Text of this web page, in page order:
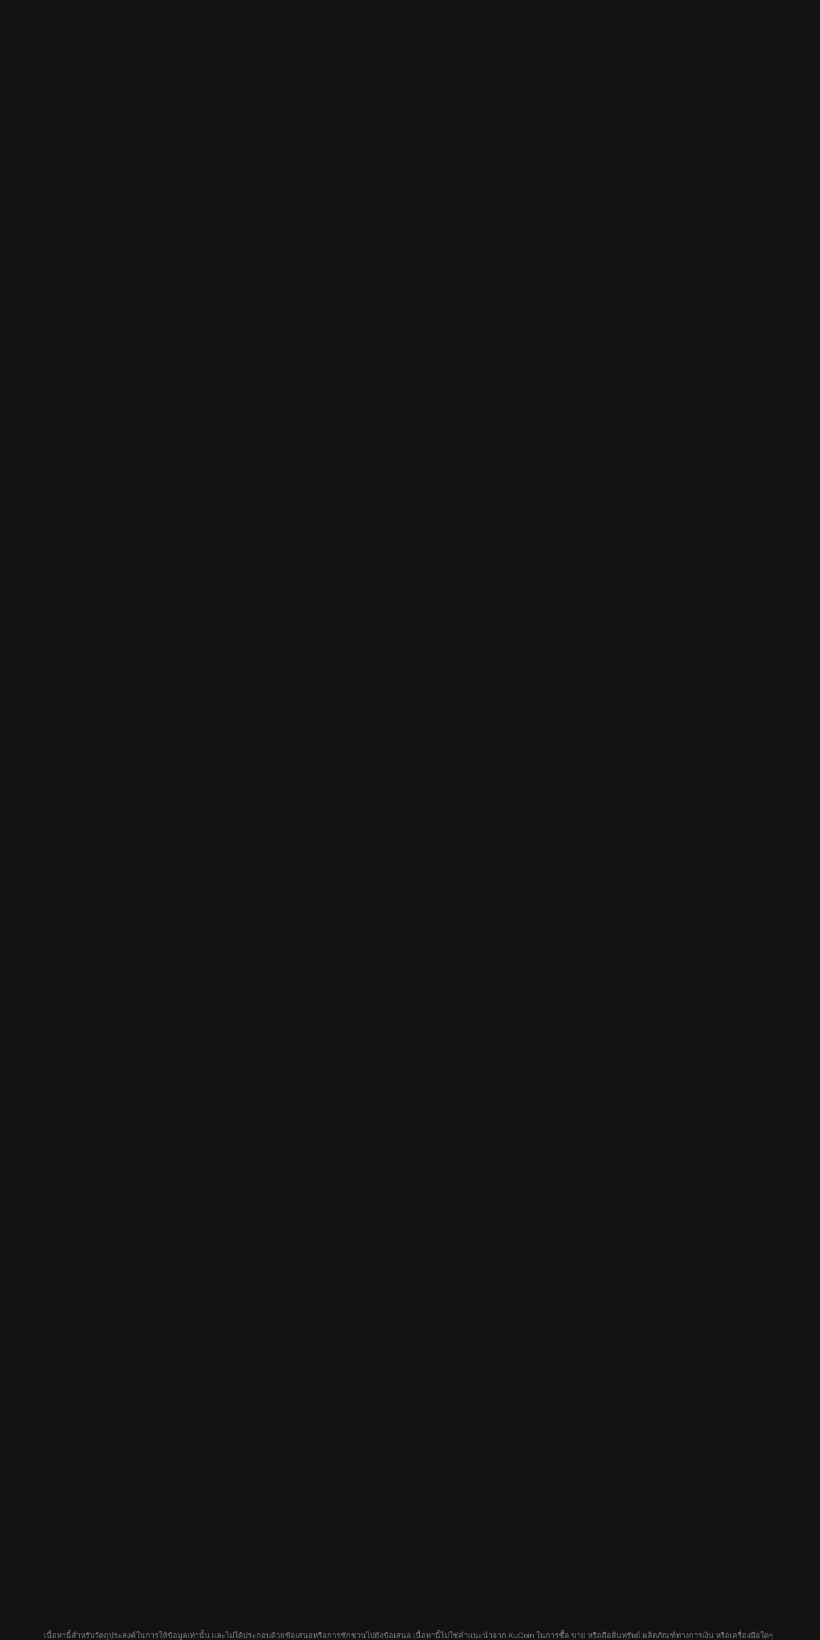
เนื้อหานี้สำหรับวัตถุประสงค์ในการให้ข้อมูลเท่านั้น และไม่ได้ประกอบด้วยข้อเสนอหรือการชักชวนไปยังข้อเสนอ เนื้อหานี้ไม่ใช่คำแนะนำจาก KuCoin ในการซื้อ ขาย หรือถือสินทรัพย์ ผลิตภัณฑ์ทางการเงิน หรือเครื่องมือใดๆ